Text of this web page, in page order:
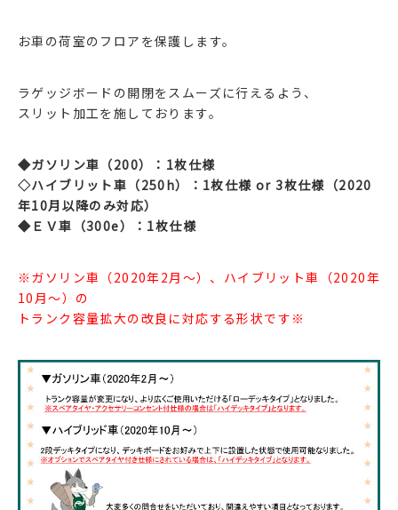
お車の荷室のフロアを保護します。
ラゲッジボードの開閉をスムーズに行えるよう、
スリット加工を施しております。
◆ガソリン車（200）：1枚仕様
◇ハイブリット車（250h）：1枚仕様 or 3枚仕様（2020
年10月以降のみ対応）
◆ＥＶ車（300e）：1枚仕様
※ガソリン車（2020年2月～）、ハイブリット車（2020年
10月～）の
トランク容量拡大の改良に対応する形状です※